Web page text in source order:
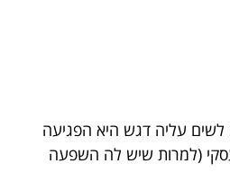
עליה דגש היא הפגיעה
(למרות שיש לה השפעה